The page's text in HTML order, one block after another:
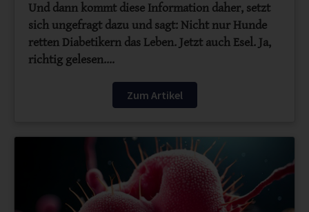
Und dann kommt diese Information daher, setzt
sich ungefragt dazu und sagt: Nicht nur Hunde
retten Diabetikern das Leben. Jetzt auch Esel. Ja,
richtig gelesen.…
Zum Artikel